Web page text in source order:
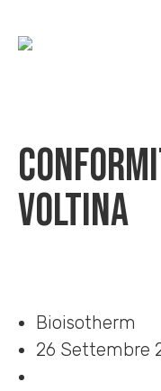
VOLTINA
Bioisotherm
26 Settembre